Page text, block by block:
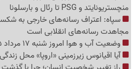
منچستریونایتد و PSG تا رئال و بارسلونا
سپاه: اعتراف رسانه‌های خارجی به
مجاهدت رسانه‌های انقلابی است
وضعیت آب و هوا امروز شنبه 17 مرداد 1405 + وضعیت استانها
آیا اقیانوس زیرزمینی «اروپا» محل